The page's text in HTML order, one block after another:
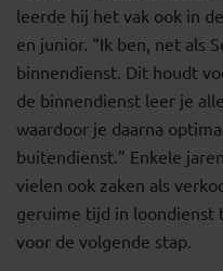
leerde hij het vak ook in
en junior. “Ik ben, net als
binnendienst. Dit houdt
de binnendienst leer je
waardoor je daarna
buitendienst.” Enkele
vielen ook zaken als
geruime tijd in loondienst
voor de volgende stap.